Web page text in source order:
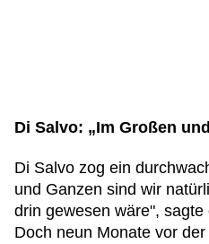
Di Salvo: „Im Großen
Di Salvo zog ein
und Ganzen sind wir
drin gewesen wäre",
Doch neun Monate vor